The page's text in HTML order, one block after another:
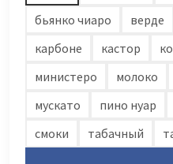
бьянко чиаро
верде
карбоне
кастор
министеро
молоко
мускато
пино нуар
смоки
табачный